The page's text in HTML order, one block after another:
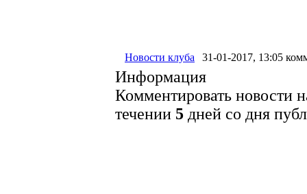
Новости клуба 31-01-2017, 13:05
Информация
Комментировать новости
течении 5 дней со дня